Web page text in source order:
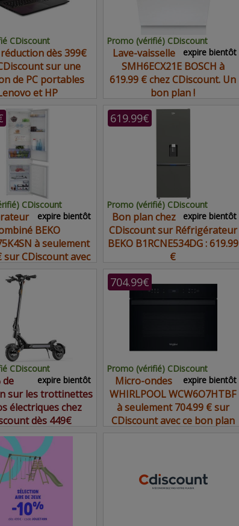
CDiscount
dès 399€
sur une
de PC portables
et HP
Promo (vérifié) CDiscount
expire bientôt
Lave-vaisselle
SMH6ECX21E BOSCH à
619.99 € chez CDiscount. Un
bon plan !
CDiscount
expire bientôt
BEKO
à seulement
sur CDiscount avec
619.99€
Promo (vérifié) CDiscount
expire bientôt
Bon plan chez
CDiscount sur Réfrigérateur
BEKO B1RCNE534DG : 619.99
€
CDiscount
expire bientôt
de
sur les trottinettes
électriques chez
dès 449€
704.99€
Promo (vérifié) CDiscount
expire bientôt
Micro-ondes
WHIRLPOOL WCW6O7HTBF
à seulement 704.99 € sur
CDiscount avec ce bon plan